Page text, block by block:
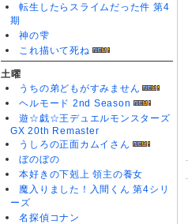
転生したらスライムだった件 第4
期
神の雫
これ描いて死ね
土曜
うちの弟どもがすみません
ヘルモード 2nd Season
遊☆戯☆王デュエルモンスターズ
GX 20th Remaster
うしろの正面カムイさん
ぼのぼの
本好きの下剋上 領主の養女
魔入りました！入間くん 第4シリ
ーズ
名探偵コナン